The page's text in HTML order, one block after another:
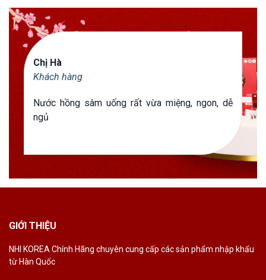
Chị Hà
Khách hàng
Nước hồng sâm uống rất vừa miệng, ngon, dễ
ngủ
GIỚI THIỆU
NHI KOREA Chính Hãng chuyên cung cấp các sản phẩm nhập khẩu
từ Hàn Quốc